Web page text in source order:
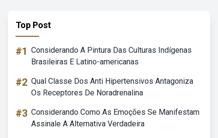
Top Post
#1 Considerando A Pintura Das Culturas Indígenas
Brasileiras E Latino-americanas
#2 Qual Classe Dos Anti Hipertensivos Antagoniza
Os Receptores De Noradrenalina
#3 Considerando Como As Emoções Se Manifestam
Assinale A Alternativa Verdadeira